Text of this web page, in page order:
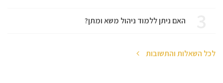
האם ניתן ללמוד ניהול משא ומתן?
לכל השאלות והתשובות